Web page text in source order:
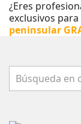
¿Eres
exclusivos para
peninsular